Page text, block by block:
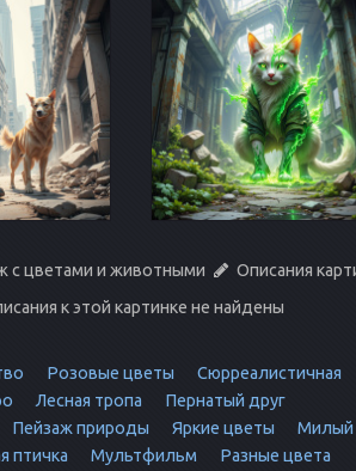
с цветами и животными
Описания
к этой картинке не найдены
Розовые цветы
Сюрреалистичная
Лесная тропа
Пернатый друг
Пейзаж природы Яркие цветы
Милый
птичка Мультфильм
Разные цвета